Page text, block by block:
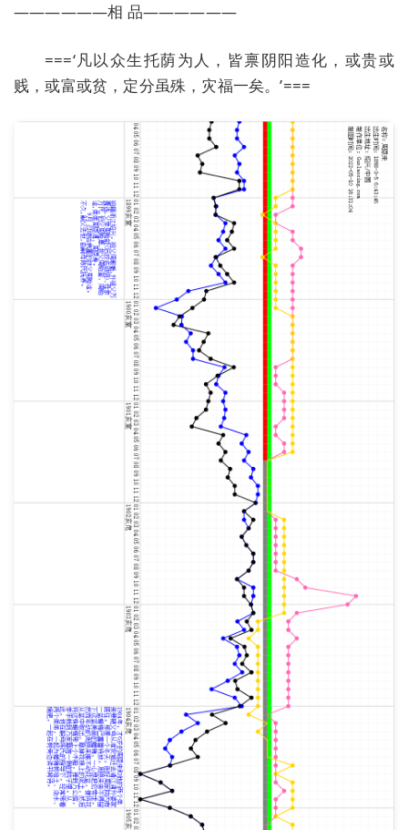
——————相 品——————
===‘凡以众生托荫为人，皆禀阴阳造化，或贵或
贱，或富或贫，定分虽殊，灾福一矣。’===